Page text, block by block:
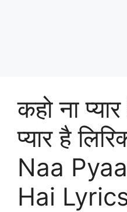
कहो ना
प्यार है
Naa
Hai